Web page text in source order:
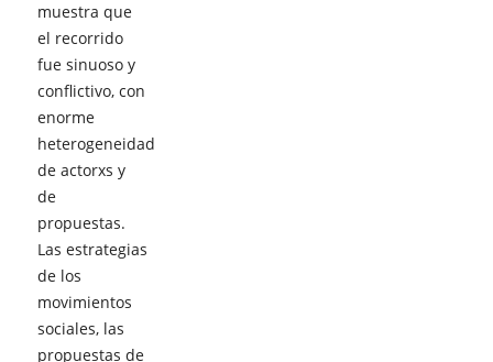
muestra que
el recorrido
fue sinuoso y
conflictivo, con
enorme
heterogeneidad
de actorxs y
de
propuestas.
Las estrategias
de los
movimientos
sociales, las
propuestas de